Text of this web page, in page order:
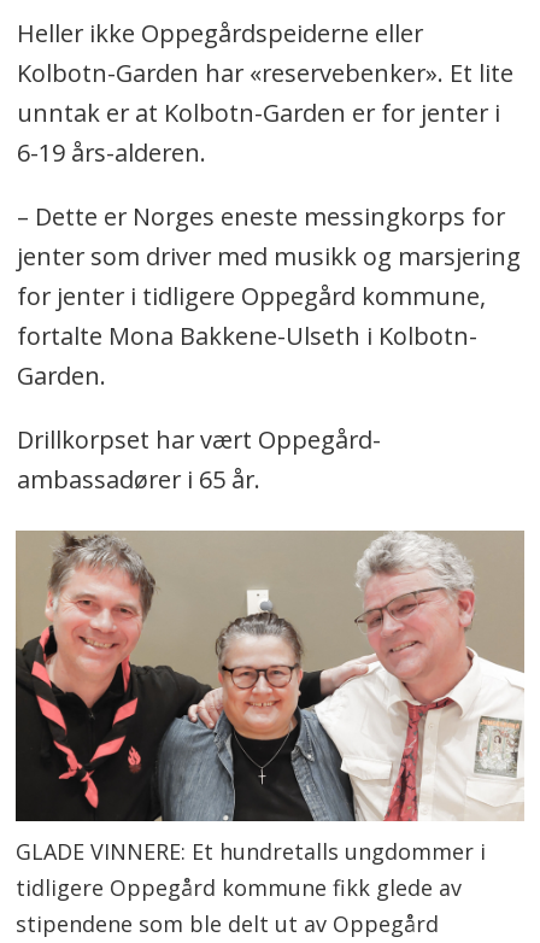
Heller ikke Oppegårdspeiderne eller
Kolbotn-Garden har «reservebenker». Et lite
unntak er at Kolbotn-Garden er for jenter i
6-19 års-alderen.
– Dette er Norges eneste messingkorps for
jenter som driver med musikk og marsjering
for jenter i tidligere Oppegård kommune,
fortalte Mona Bakkene-Ulseth i Kolbotn-
Garden.
Drillkorpset har vært Oppegård-
ambassadører i 65 år.
GLADE VINNERE: Et hundretalls ungdommer i
tidligere Oppegård kommune fikk glede av
stipendene som ble delt ut av Oppegård